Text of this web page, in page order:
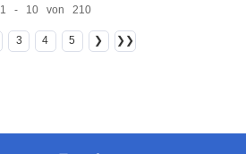
1 - 10 von 210
3 4 5 ❯ ❯❯